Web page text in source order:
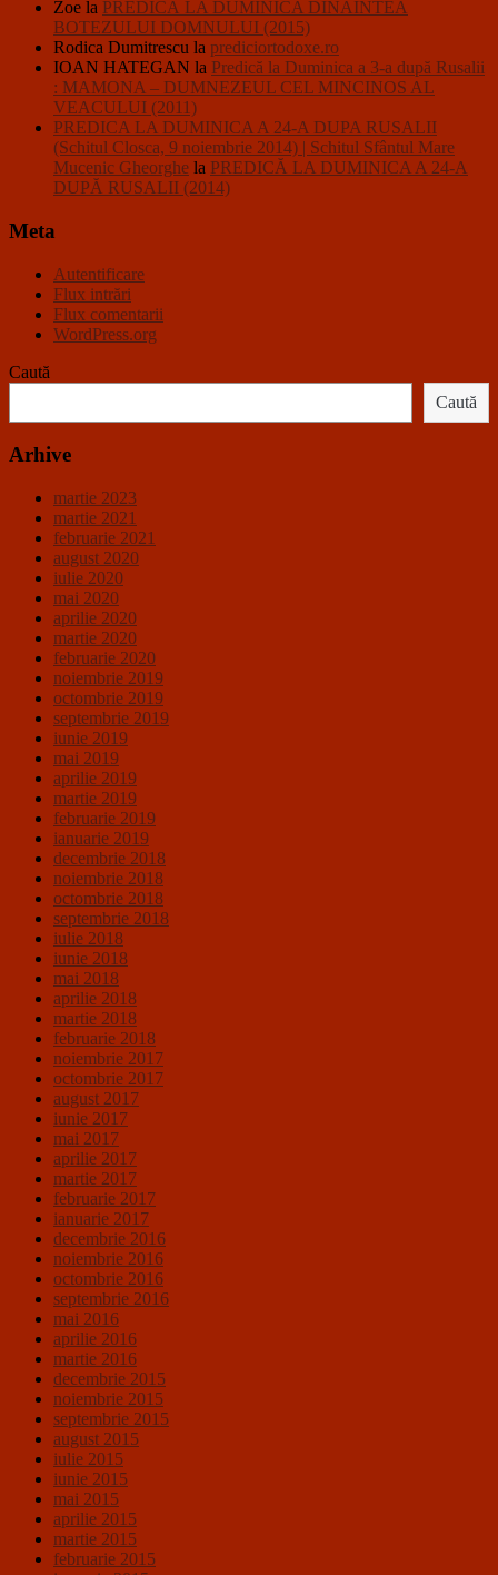
Zoe la PREDICĂ LA DUMINICA DINAINTEA
BOTEZULUI DOMNULUI (2015)
Rodica Dumitrescu la prediciortodoxe.ro
IOAN HATEGAN la Predică la Duminica a 3-a după Rusalii
: MAMONA – DUMNEZEUL CEL MINCINOS AL
VEACULUI (2011)
PREDICA LA DUMINICA A 24-A DUPA RUSALII
(Schitul Closca, 9 noiembrie 2014) | Schitul Sfântul Mare
Mucenic Gheorghe la PREDICĂ LA DUMINICA A 24-A
DUPĂ RUSALII (2014)
Meta
Autentificare
Flux intrări
Flux comentarii
WordPress.org
Caută
Caută
Arhive
martie 2023
martie 2021
februarie 2021
august 2020
iulie 2020
mai 2020
aprilie 2020
martie 2020
februarie 2020
noiembrie 2019
octombrie 2019
septembrie 2019
iunie 2019
mai 2019
aprilie 2019
martie 2019
februarie 2019
ianuarie 2019
decembrie 2018
noiembrie 2018
octombrie 2018
septembrie 2018
iulie 2018
iunie 2018
mai 2018
aprilie 2018
martie 2018
februarie 2018
noiembrie 2017
octombrie 2017
august 2017
iunie 2017
mai 2017
aprilie 2017
martie 2017
februarie 2017
ianuarie 2017
decembrie 2016
noiembrie 2016
octombrie 2016
septembrie 2016
mai 2016
aprilie 2016
martie 2016
decembrie 2015
noiembrie 2015
septembrie 2015
august 2015
iulie 2015
iunie 2015
mai 2015
aprilie 2015
martie 2015
februarie 2015